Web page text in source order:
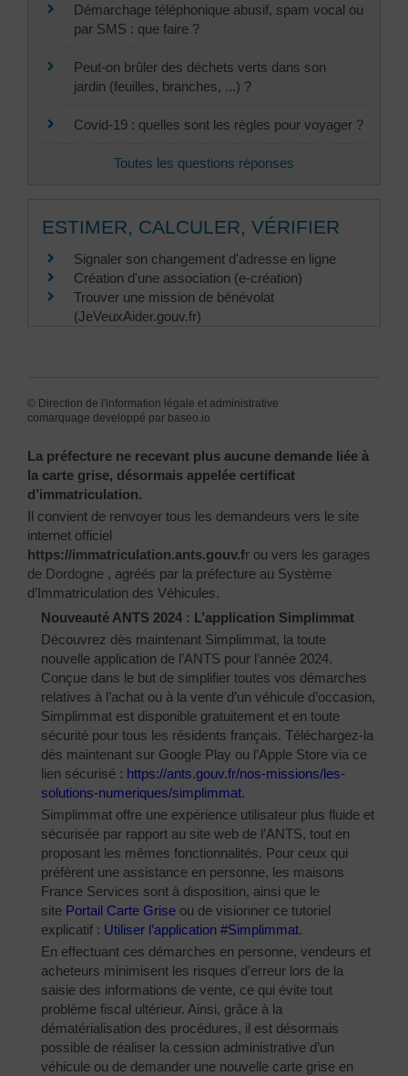
Démarchage téléphonique abusif, spam vocal ou
par SMS : que faire ?
Peut-on brûler des déchets verts dans son
jardin (feuilles, branches, ...) ?
Covid-19 : quelles sont les règles pour voyager ?
Toutes les questions réponses
ESTIMER, CALCULER, VÉRIFIER
Signaler son changement d'adresse en ligne
Création d'une association (e-création)
Trouver une mission de bénévolat
(JeVeuxAider.gouv.fr)
© Direction de l'information légale et administrative
comarquage developpé par baseo.io
La préfecture ne recevant plus aucune demande liée à
la carte grise, désormais appelée certificat
d’immatriculation.
Il convient de renvoyer tous les demandeurs vers le site
internet officiel
https://immatriculation.ants.gouv.fr ou vers les garages
de Dordogne , agréés par la préfecture au Système
d’Immatriculation des Véhicules.
Nouveauté ANTS 2024 : L’application Simplimmat
Découvrez dès maintenant Simplimmat, la toute
nouvelle application de l’ANTS pour l’année 2024.
Conçue dans le but de simplifier toutes vos démarches
relatives à l’achat ou à la vente d’un véhicule d’occasion,
Simplimmat est disponible gratuitement et en toute
sécurité pour tous les résidents français. Téléchargez-la
dès maintenant sur Google Play ou l’Apple Store via ce
lien sécurisé : https://ants.gouv.fr/nos-missions/les-
solutions-numeriques/simplimmat.
Simplimmat offre une expérience utilisateur plus fluide et
sécurisée par rapport au site web de l’ANTS, tout en
proposant les mêmes fonctionnalités. Pour ceux qui
préfèrent une assistance en personne, les maisons
France Services sont à disposition, ainsi que le
site Portail Carte Grise ou de visionner ce tutoriel
explicatif : Utiliser l’application #Simplimmat.
En effectuant ces démarches en personne, vendeurs et
acheteurs minimisent les risques d’erreur lors de la
saisie des informations de vente, ce qui évite tout
problème fiscal ultérieur. Ainsi, grâce à la
dématérialisation des procédures, il est désormais
possible de réaliser la cession administrative d’un
véhicule ou de demander une nouvelle carte grise en